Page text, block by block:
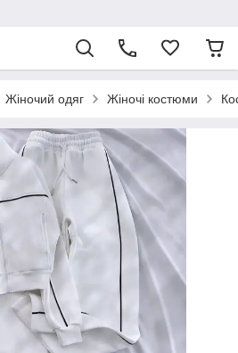
Жіночий одяг Жіночі костюми